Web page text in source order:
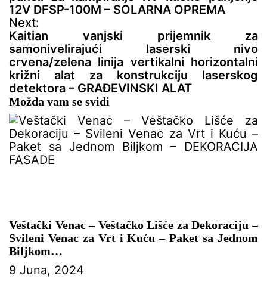
g
a
c
i
j
a
č
l
a
n
a
k
a
12V DFSP-100M – SOLARNA OPREMA
Next:
Kaitian vanjski prijemnik za
samonivelirajući laserski nivo
crvena/zelena linija vertikalni horizontalni
križni alat za konstrukciju laserskog
detektora – GRAĐEVINSKI ALAT
Možda vam se svidi
Veštački Venac – Veštačko Lišće za Dekoraciju –
Svileni Venac za Vrt i Kuću – Paket sa Jednom
Biljkom
– DEKORACIJA FASADE
9 Juna, 2024